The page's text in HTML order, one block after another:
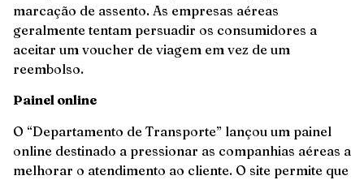
marcação de assento. As empresas aéreas
geralmente tentam persuadir os consumidores a
aceitar um voucher de viagem em vez de um
reembolso.
Painel online
O “Departamento de Transporte” lançou um painel
online destinado a pressionar as companhias aéreas a
melhorar o atendimento ao cliente. O site permite que